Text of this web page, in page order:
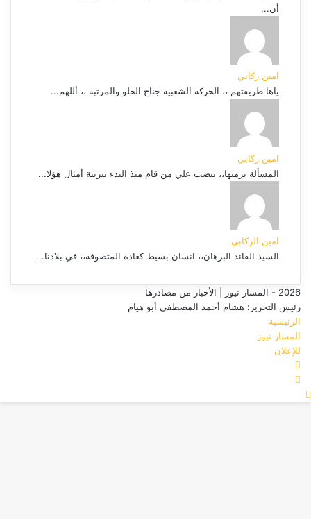
أن...
امين ركابي
ياها طريقتهم ،، الحركة الشعبية جناح الحلو والمرتبة ،، أللهم...
امين ركابي
المسألة برمتها،، تنصب علي من قام منذ البدء بتربية أمثال هؤلا...
امين الركابي
السيد القائد البرهان،، انسان بسيط كعادة المتصوفة،، في بلادنا...
2026 - المسار نيوز | الأخبار من مصادرها
رئيس التحرير: هشام أحمد المصطفى أبو هيام
الرئيسية
المسار نيوز
للإعلان